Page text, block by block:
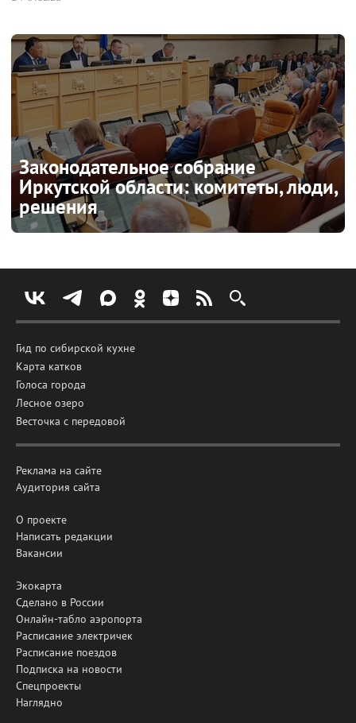
Законодательное собрание
Иркутской области: комитеты, люди,
решения
Гид по сибирской кухне
Карта катков
Голоса города
Лесное озеро
Весточка с передовой
Реклама на сайте
Аудитория сайта
О проекте
Написать редакции
Вакансии
Экокарта
Сделано в России
Онлайн-табло аэропорта
Расписание электричек
Расписание поездов
Подписка на новости
Спецпроекты
Наглядно